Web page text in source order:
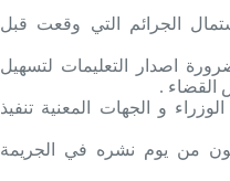
الجرائم التي وقعت قبل
اصدار التعليمات لتسهيل
القضاء .
و الجهات المعنية تنفيذ
من يوم نشره في الجريمة